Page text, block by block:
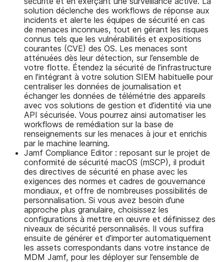
solution déclenche des workflows de réponse aux
incidents et alerte les équipes de sécurité en cas
de menaces inconnues, tout en gérant les risques
connus tels que les vulnérabilités et expositions
courantes (CVE) des OS. Les menaces sont
atténuées dès leur détection, sur l’ensemble de
votre flotte. Étendez la sécurité de l’infrastructure
en l’intégrant à votre solution SIEM habituelle pour
centraliser les données de journalisation et
échanger les données de télémétrie des appareils
avec vos solutions de gestion et d’identité via une
API sécurisée. Vous pourrez ainsi automatiser les
workflows de remédiation sur la base de
renseignements sur les menaces à jour et enrichis
par le machine learning.
Jamf Compliance Editor : reposant sur le projet de
conformité de sécurité macOS (mSCP), il produit
des directives de sécurité en phase avec les
exigences des normes et cadres de gouvernance
mondiaux, et offre de nombreuses possibilités de
personnalisation. Si vous avez besoin d’une
approche plus granulaire, choisissez les
configurations à mettre en œuvre et définissez des
niveaux de sécurité personnalisés. Il vous suffira
ensuite de générer et d’importer automatiquement
les assets correspondants dans votre instance de
MDM Jamf, pour les déployer sur l’ensemble de